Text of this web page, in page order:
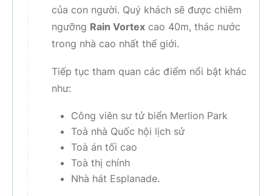
của con người. Quý khách sẽ được chiêm
ngưỡng Rain Vortex cao 40m, thác nước
trong nhà cao nhất thế giới.
Tiếp tục tham quan các điểm nổi bật khác
như:
Công viên sư tử biển Merlion Park
Toà nhà Quốc hội lịch sử
Toà án tối cao
Toà thị chính
Nhà hát Esplanade.